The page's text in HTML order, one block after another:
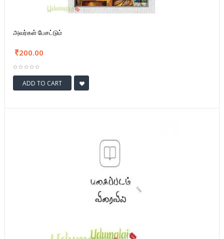
அவர்கள் பேசட்டும்
200.00
ADD TO CART